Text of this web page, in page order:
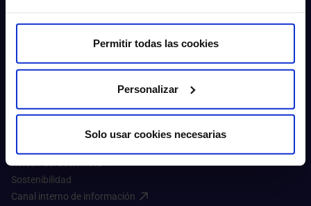
Permitir todas las cookies
Personalizar
Solo usar cookies necesarias
Quiénes somos​
Excelencia en calidad​
Rincón del accionista​
Sostenibilidad​
Canal interno de información​